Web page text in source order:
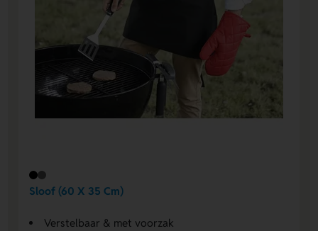
Sloof (60 X 35 Cm)
Verstelbaar & met voorzak